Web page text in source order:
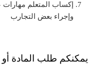
إكساب المتعلم
وإجراء بعض التجارب
يمكنكم طلب المادة أو